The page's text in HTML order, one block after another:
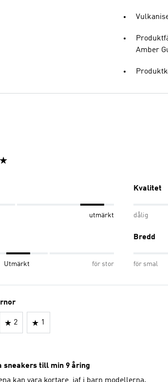
Amber
utmärkt
Kvalitet
dålig
Utmärkt för stor
Bredd
för smal
2 1
sneakers till min 9 åring